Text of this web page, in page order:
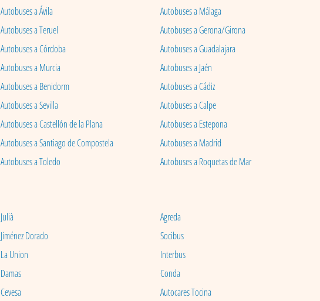
Autobuses a Ávila Autobuses a Málaga
Autobuses a Teruel Autobuses a Gerona/Girona
Autobuses a Córdoba Autobuses a Guadalajara
Autobuses a Murcia Autobuses a Jaén
Autobuses a Benidorm Autobuses a Cádiz
Autobuses a Sevilla Autobuses a Calpe
Autobuses a Castellón de la Plana Autobuses a Estepona
Autobuses a Santiago de Compostela Autobuses a Madrid
Autobuses a Toledo Autobuses a Roquetas de Mar
Julià Agreda
Jiménez Dorado Socibus
La Union Interbus
Damas Conda
Cevesa Autocares Tocina